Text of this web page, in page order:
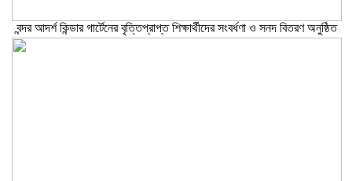
বন্দর আদর্শ কিন্ডার গার্টেনের বৃত্তিপ্রাপ্ত শিক্ষার্থীদের সংবর্ধণা ও সনদ বিতরণ অনুষ্ঠিত